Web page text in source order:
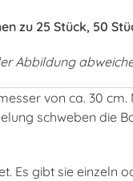
zu 25 Stück, 50
Abbildung
von ca. 30
schweben die
Es gibt sie einzeln